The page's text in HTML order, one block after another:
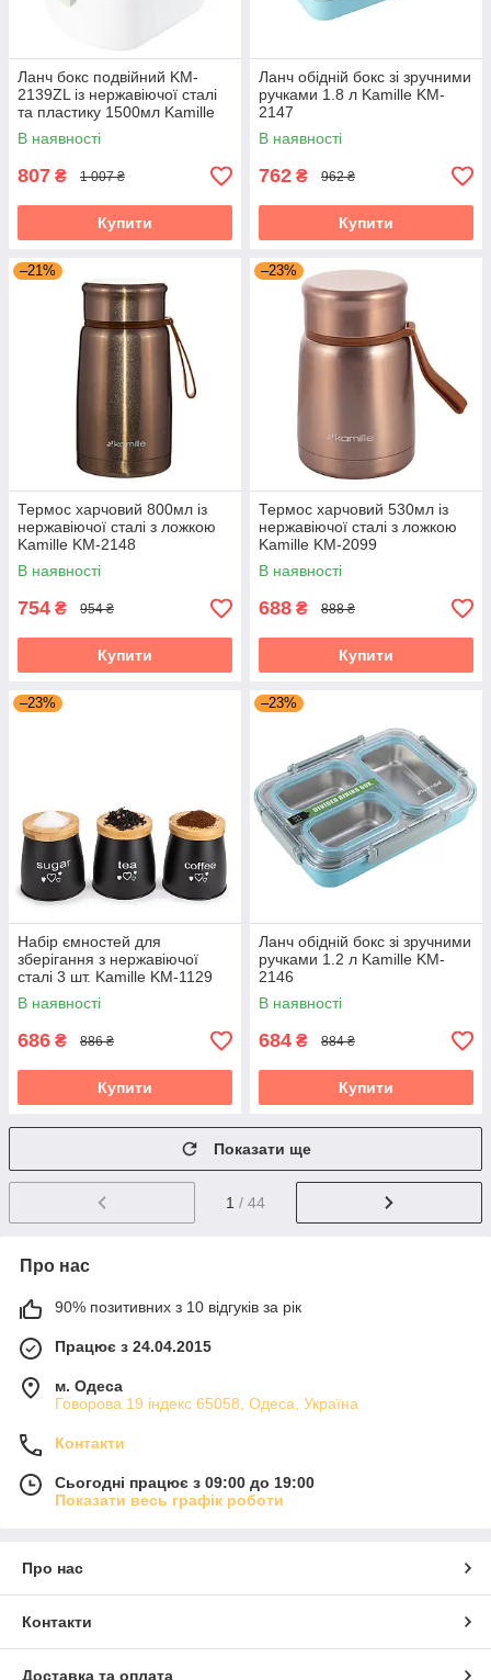
Ланч бокс подвійний KM-
2139ZL із нержавіючої сталі
та пластику 1500мл Kamille
KM-2139
В наявності
807 ₴ 1 007 ₴
Купити
Ланч обідній бокс зі зручними
ручками 1.8 л Kamille KM-
2147
В наявності
762 ₴ 962 ₴
Купити
–21%
Термос харчовий 800мл із
нержавіючої сталі з ложкою
Kamille KM-2148
В наявності
754 ₴ 954 ₴
Купити
–23%
Термос харчовий 530мл із
нержавіючої сталі з ложкою
Kamille KM-2099
В наявності
688 ₴ 888 ₴
Купити
–23%
Набір ємностей для
зберігання з нержавіючої
сталі 3 шт. Kamille KM-1129
В наявності
686 ₴ 886 ₴
Купити
–23%
Ланч обідній бокс зі зручними
ручками 1.2 л Kamille KM-
2146
В наявності
684 ₴ 884 ₴
Купити
Показати ще
1 / 44
Про нас
90% позитивних з 10 відгуків за рік
Працює з 24.04.2015
м. Одеса
Говорова 19 індекс 65058, Одеса, Україна
Контакти
Сьогодні працює з 09:00 до 19:00
Показати весь графік роботи
Про нас
Контакти
Доставка та оплата